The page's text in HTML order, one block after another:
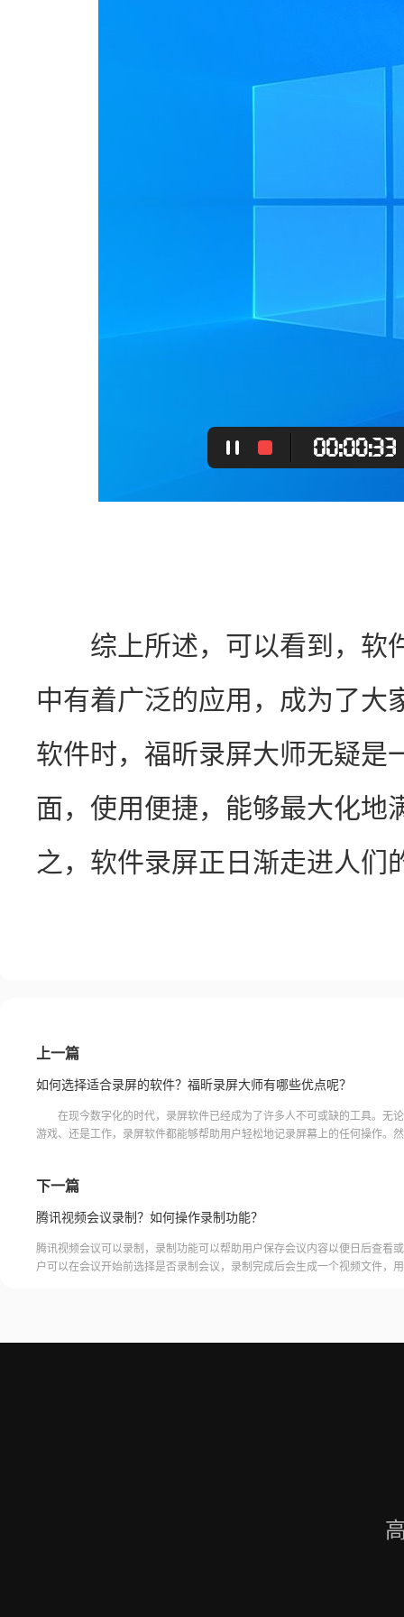
综上所述，可以看到，软
中有着广泛的应用，成为了大
软件时，福昕录屏大师无疑是
面，使用便捷，能够最大化地
之，软件录屏正日渐走进人们
上一篇
如何选择适合录屏的软件？福昕录屏大师有哪些优点呢？
在现今数字化的时代，录屏软件已经成为了许多人不可或缺的工具。无
游戏、还是工作，录屏软件都能够帮助用户轻松地记录屏幕上的任何操作。
下一篇
腾讯视频会议录制？如何操作录制功能？
腾讯视频会议可以录制，录制功能可以帮助用户保存会议内容以便日后查看
户可以在会议开始前选择是否录制会议，录制完成后会生成一个视频文件，